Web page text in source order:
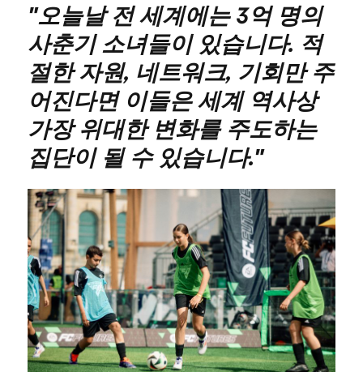
"오늘날 전 세계에는 3억 명의
사춘기 소녀들이 있습니다. 적
절한 자원, 네트워크, 기회만 주
어진다면 이들은 세계 역사상
가장 위대한 변화를 주도하는
집단이 될 수 있습니다."